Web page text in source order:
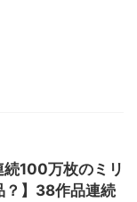
続100万枚のミリ
？】38作品連続